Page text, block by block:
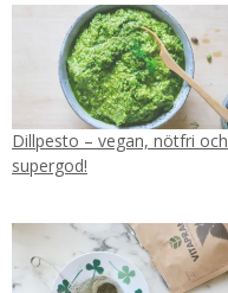
Dillpesto – vegan, nötfri och
supergod!